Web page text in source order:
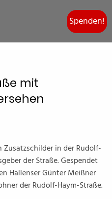
Spenden!
mit
Zusatzschilder in der Rudolf-
der Straße. Gespendet
Hallenser Günter Meißner
der Rudolf-Haym-Straße.